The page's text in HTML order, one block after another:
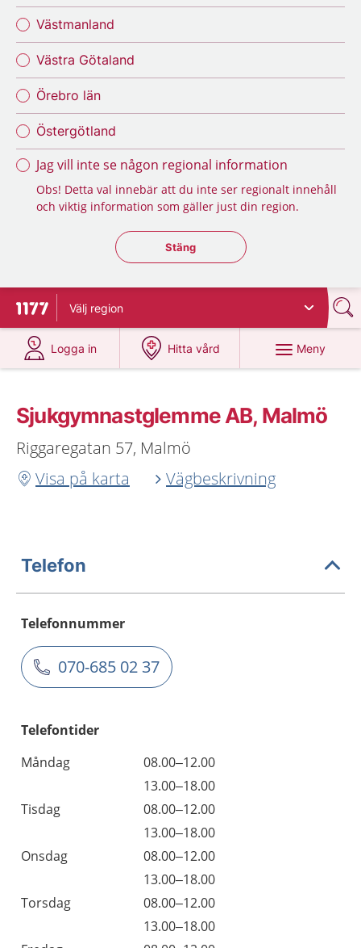
Västmanland
Västra Götaland
Örebro län
Östergötland
Jag vill inte se någon regional information
Obs! Detta val innebär att du inte ser regionalt innehåll
och viktig information som gäller just din region.
Stäng regionsväljaren
Stäng
Till startsidan för 1177
Välj region
Logga in
på 1177.se
Hitta vård
på 1177.se
Meny
Sjukgymnastglemme AB, Malmö
Riggaregatan 57, Malmö
Visa på karta
Vägbeskrivning
Telefon
Telefonnummer
070-685 02 37
Telefontider
Måndag
08.00–12.00
13.00–18.00
Tisdag
08.00–12.00
13.00–18.00
Onsdag
08.00–12.00
13.00–18.00
Torsdag
08.00–12.00
13.00–18.00